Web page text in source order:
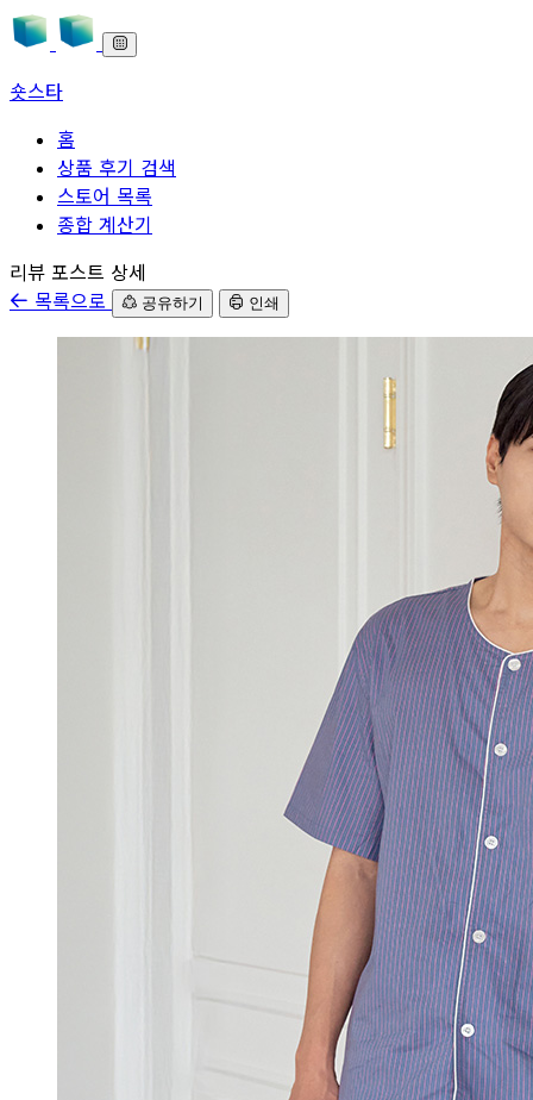
숏스타
홈
상품 후기 검색
스토어 목록
종합 계산기
본문으로 바로가기
리뷰 포스트 상세
목록으로
공유하기 인쇄